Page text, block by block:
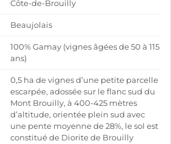
Côte-de-Brouilly
Beaujolais
100% Gamay (vignes âgées de 50 à 115
ans)
0,5 ha de vignes d’une petite parcelle
escarpée, adossée sur le flanc sud du
Mont Brouilly, à 400-425 mètres
d’altitude, orientée plein sud avec
une pente moyenne de 28%, le sol est
constitué de Diorite de Brouilly